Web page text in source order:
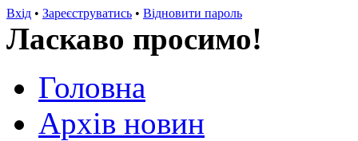
Вхід • Зареєструватись • Відновити пароль
Ласкаво просимо!
Головна
Архів новин